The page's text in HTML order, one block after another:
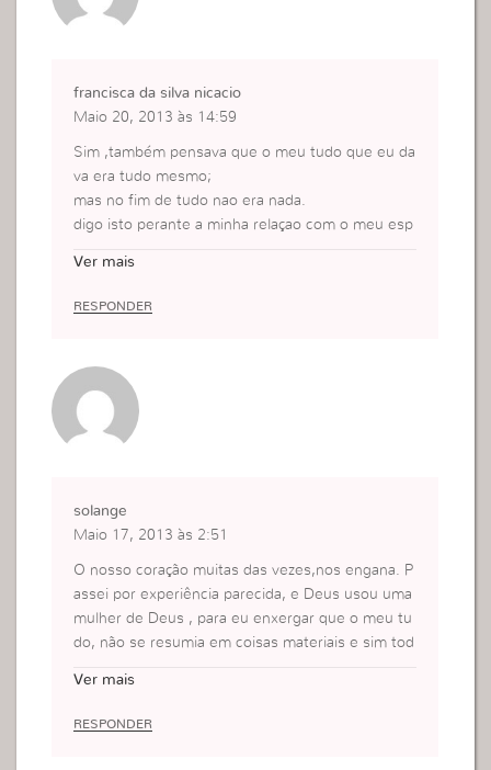
francisca da silva nicacio
Maio 20, 2013 às 14:59
Sim ,também pensava que o meu tudo que eu da
va era tudo mesmo;
mas no fim de tudo nao era nada.
digo isto perante a minha relaçao com o meu esp
o e so Alegria.
Ver mais
RESPONDER
solange
Maio 17, 2013 às 2:51
O nosso coração muitas das vezes,nos engana. P
assei por experiência parecida, e Deus usou uma
mulher de Deus , para eu enxergar que o meu tu
do, não se resumia em coisas materiais e sim tod
Ver mais
RESPONDER